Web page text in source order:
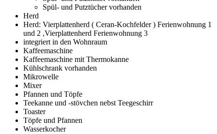
Spül- und Putztücher vorhanden
Herd
Herd: Vierplattenherd ( Ceran-Kochfelder ) Ferienwohnung 1
und 2 ,Vierplattenherd Ferienwohnung 3
integriert in den Wohnraum
Kaffeemaschine
Kaffeemaschine mit Thermokanne
Kühlschrank vorhanden
Mikrowelle
Mixer
Pfannen und Töpfe
Teekanne und -stövchen nebst Teegeschirr
Toaster
Töpfe und Pfannen
Wasserkocher